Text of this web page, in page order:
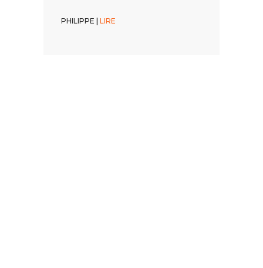
PHILIPPE LIRE